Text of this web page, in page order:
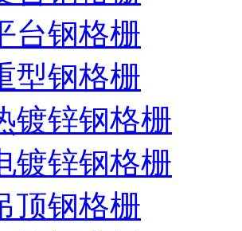
台钢格栅
型钢格栅
镀锌钢格栅
镀锌钢格栅
顶钢格栅